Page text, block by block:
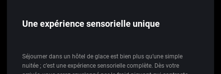
Une expérience sensorielle unique
Séjourner dans un hôtel de glace est bien plus qu’une simple
nuitée ; c’est une expérience sensorielle complète. Dès votre